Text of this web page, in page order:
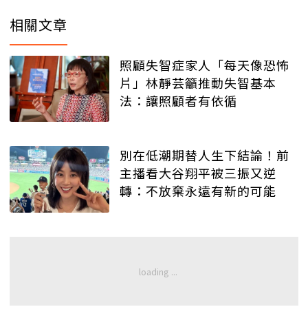
相關文章
照顧失智症家人「每天像恐怖
片」林靜芸籲推動失智基本
法：讓照顧者有依循
別在低潮期替人生下結論！前
主播看大谷翔平被三振又逆
轉：不放棄永遠有新的可能